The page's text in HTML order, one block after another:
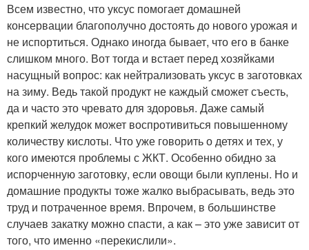
Всем известно, что уксус помогает домашней
консервации благополучно достоять до нового урожая и
не испортиться. Однако иногда бывает, что его в банке
слишком много. Вот тогда и встает перед хозяйками
насущный вопрос: как нейтрализовать уксус в заготовках
на зиму. Ведь такой продукт не каждый сможет съесть,
да и часто это чревато для здоровья. Даже самый
крепкий желудок может воспротивиться повышенному
количеству кислоты. Что уже говорить о детях и тех, у
кого имеются проблемы с ЖКТ. Особенно обидно за
испорченную заготовку, если овощи были куплены. Но и
домашние продукты тоже жалко выбрасывать, ведь это
труд и потраченное время. Впрочем, в большинстве
случаев закатку можно спасти, а как – это уже зависит от
того, что именно «перекислили».